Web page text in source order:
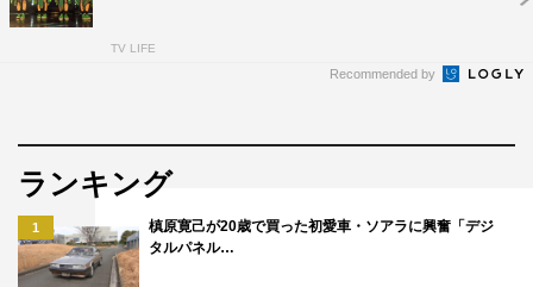
BiSH
TV LIFE
Recommended by
ランキング
1
槙原寛己が20歳で買った初愛車・ソアラに興奮「デジ
タルパネル…